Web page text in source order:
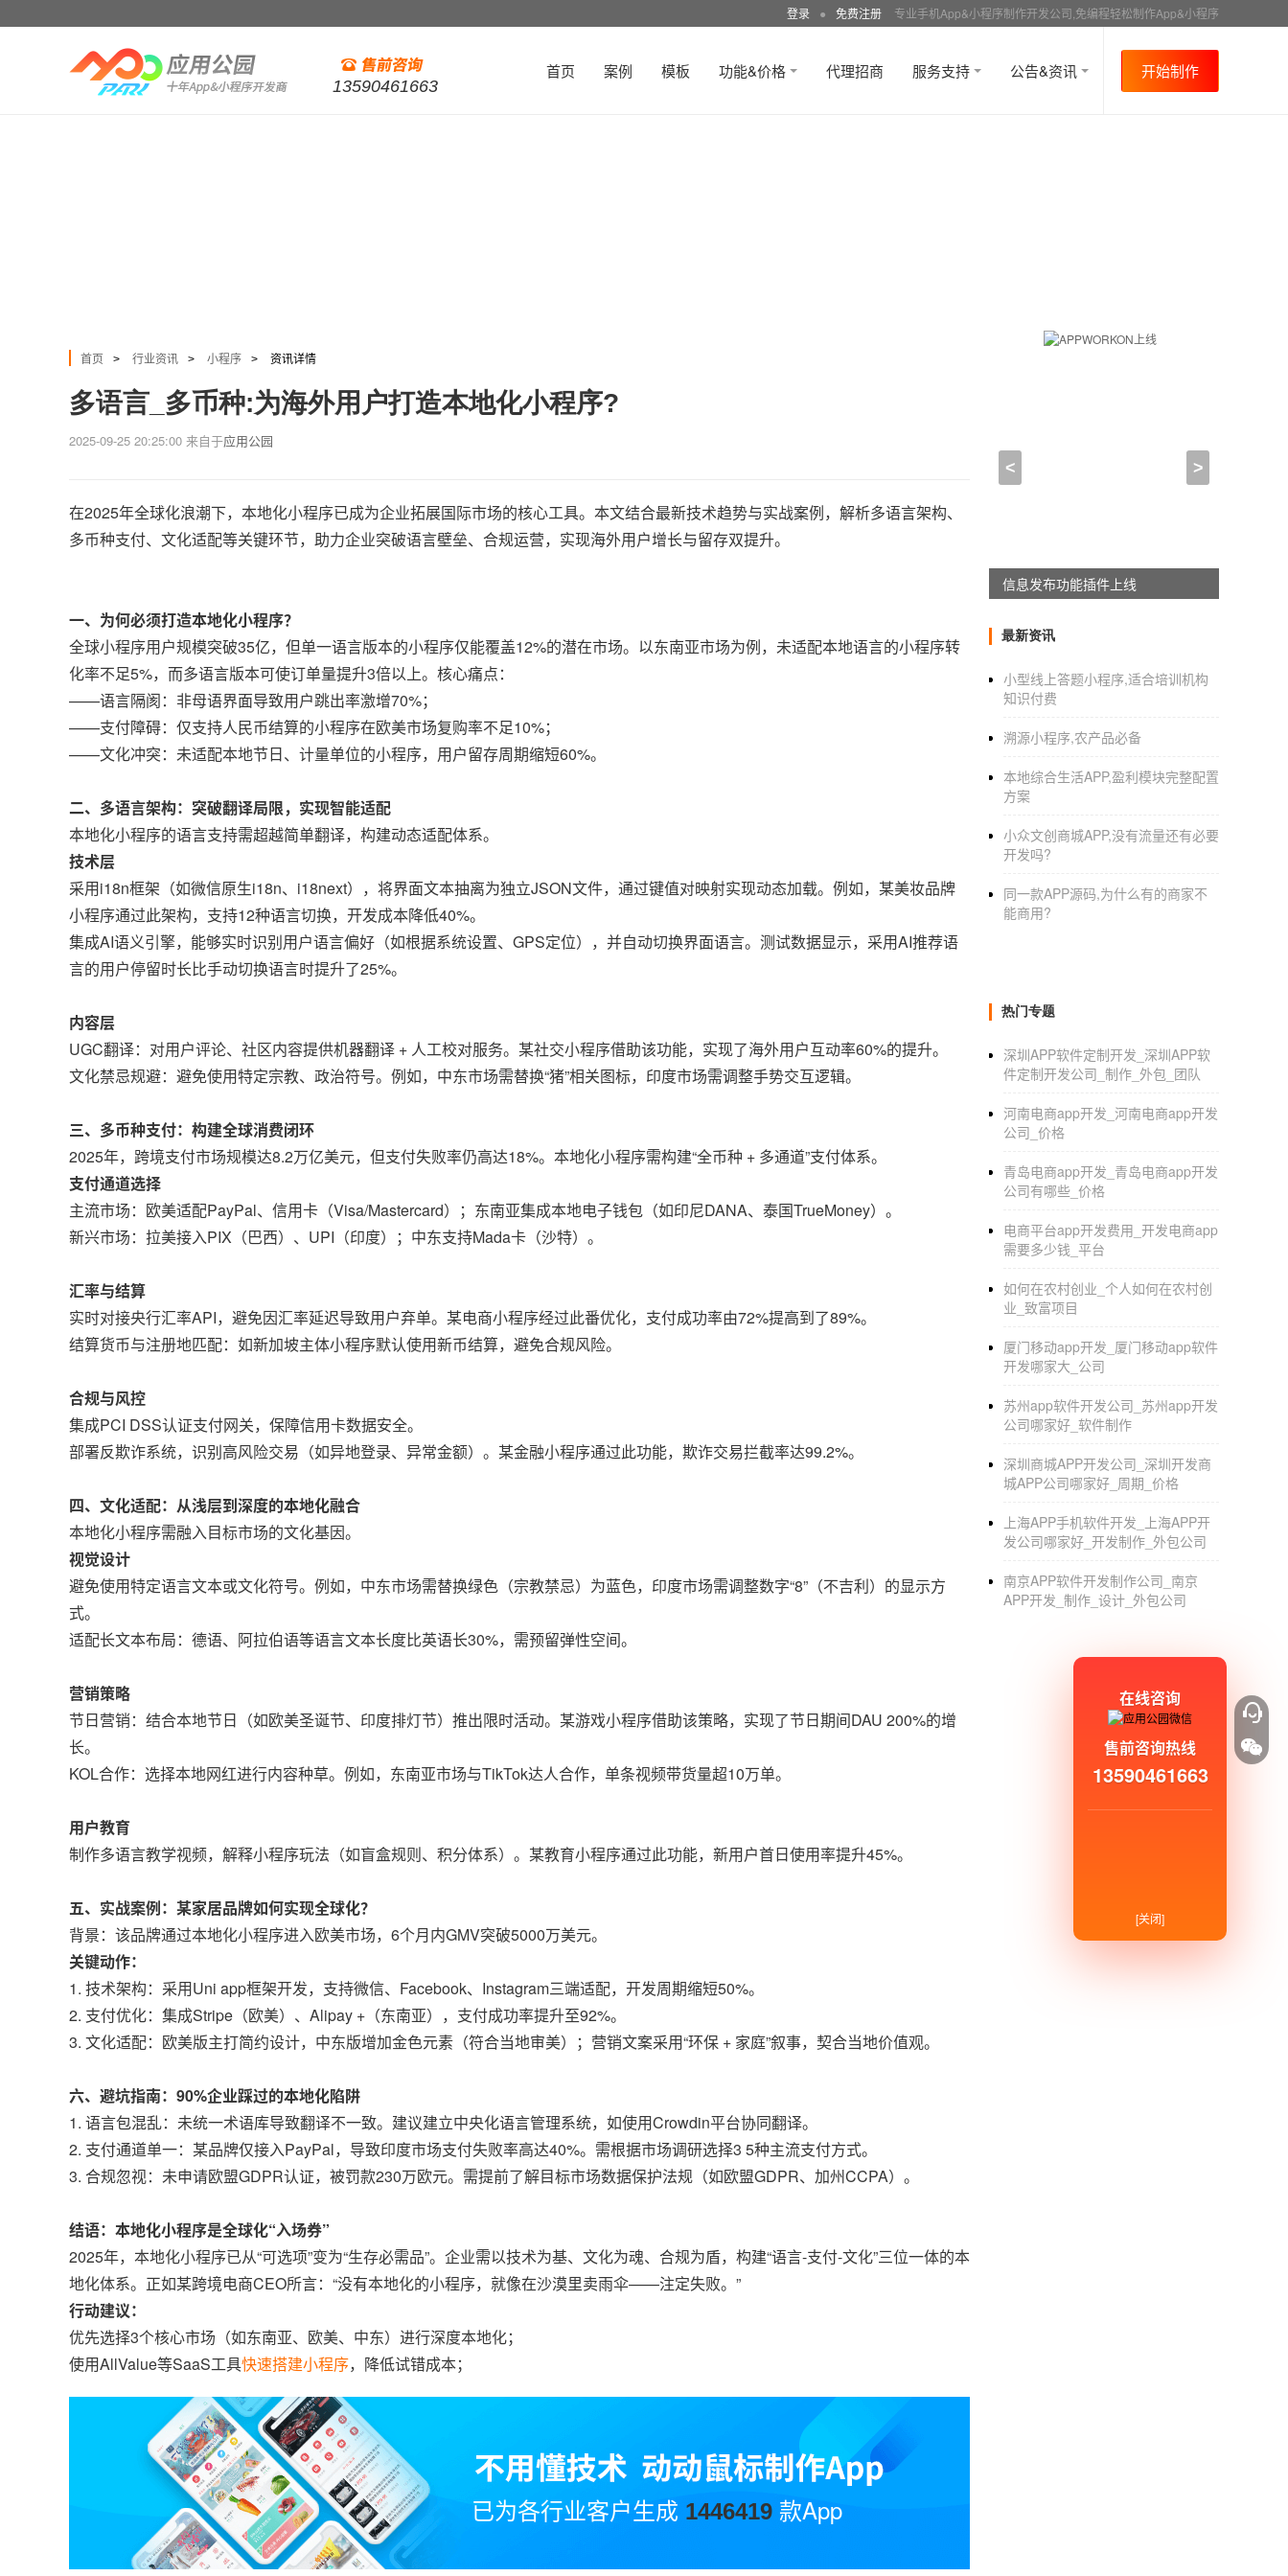
登录 ● 免费注册 专业手机App&小程序制作开发公司,免编程轻松制作App&小程序
13590461663
首页 案例 模板 功能&价格 代理招商 服务支持 公告&资讯 开始制作
首页 > 行业资讯 > 小程序 > 资讯详情
多语言_多币种:为海外用户打造本地化小程序?
2025-09-25 20:25:00 来自于应用公园
在2025年全球化浪潮下，本地化小程序已成为企业拓展国际市场的核心工具。本文结合最新技术趋势与实战案例，解析多语言架构、
多币种支付、文化适配等关键环节，助力企业突破语言壁垒、合规运营，实现海外用户增长与留存双提升。
一、为何必须打造本地化小程序？
全球小程序用户规模突破35亿，但单一语言版本的小程序仅能覆盖12%的潜在市场。以东南亚市场为例，未适配本地语言的小程序转
化率不足5%，而多语言版本可使订单量提升3倍以上。核心痛点：
——语言隔阂：非母语界面导致用户跳出率激增70%；
——支付障碍：仅支持人民币结算的小程序在欧美市场复购率不足10%；
——文化冲突：未适配本地节日、计量单位的小程序，用户留存周期缩短60%。
二、多语言架构：突破翻译局限，实现智能适配
本地化小程序的语言支持需超越简单翻译，构建动态适配体系。
技术层
采用i18n框架（如微信原生i18n、i18next），将界面文本抽离为独立JSON文件，通过键值对映射实现动态加载。例如，某美妆品牌
小程序通过此架构，支持12种语言切换，开发成本降低40%。
集成AI语义引擎，能够实时识别用户语言偏好（如根据系统设置、GPS定位），并自动切换界面语言。测试数据显示，采用AI推荐语
言的用户停留时长比手动切换语言时提升了25%。
内容层
UGC翻译：对用户评论、社区内容提供机器翻译 + 人工校对服务。某社交小程序借助该功能，实现了海外用户互动率60%的提升。
文化禁忌规避：避免使用特定宗教、政治符号。例如，中东市场需替换“猪”相关图标，印度市场需调整手势交互逻辑。
三、多币种支付：构建全球消费闭环
2025年，跨境支付市场规模达8.2万亿美元，但支付失败率仍高达18%。本地化小程序需构建“全币种 + 多通道”支付体系。
支付通道选择
主流市场：欧美适配PayPal、信用卡（Visa/Mastercard）；东南亚集成本地电子钱包（如印尼DANA、泰国TrueMoney）。
新兴市场：拉美接入PIX（巴西）、UPI（印度）；中东支持Mada卡（沙特）。
汇率与结算
实时对接央行汇率API，避免因汇率延迟导致用户弃单。某电商小程序经过此番优化，支付成功率由72%提高到了89%。
结算货币与注册地匹配：如新加坡主体小程序默认使用新币结算，避免合规风险。
合规与风控
集成PCI DSS认证支付网关，保障信用卡数据安全。
部署反欺诈系统，识别高风险交易（如异地登录、异常金额）。某金融小程序通过此功能，欺诈交易拦截率达99.2%。
四、文化适配：从浅层到深度的本地化融合
本地化小程序需融入目标市场的文化基因。
视觉设计
避免使用特定语言文本或文化符号。例如，中东市场需替换绿色（宗教禁忌）为蓝色，印度市场需调整数字“8”（不吉利）的显示方
式。
适配长文本布局：德语、阿拉伯语等语言文本长度比英语长30%，需预留弹性空间。
营销策略
节日营销：结合本地节日（如欧美圣诞节、印度排灯节）推出限时活动。某游戏小程序借助该策略，实现了节日期间DAU 200%的增
长。
KOL合作：选择本地网红进行内容种草。例如，东南亚市场与TikTok达人合作，单条视频带货量超10万单。
用户教育
制作多语言教学视频，解释小程序玩法（如盲盒规则、积分体系）。某教育小程序通过此功能，新用户首日使用率提升45%。
五、实战案例：某家居品牌如何实现全球化？
背景：该品牌通过本地化小程序进入欧美市场，6个月内GMV突破5000万美元。
关键动作：
1. 技术架构：采用Uni app框架开发，支持微信、Facebook、Instagram三端适配，开发周期缩短50%。
2. 支付优化：集成Stripe（欧美）、Alipay +（东南亚），支付成功率提升至92%。
3. 文化适配：欧美版主打简约设计，中东版增加金色元素（符合当地审美）；营销文案采用“环保 + 家庭”叙事，契合当地价值观。
六、避坑指南：90%企业踩过的本地化陷阱
1. 语言包混乱：未统一术语库导致翻译不一致。建议建立中央化语言管理系统，如使用Crowdin平台协同翻译。
2. 支付通道单一：某品牌仅接入PayPal，导致印度市场支付失败率高达40%。需根据市场调研选择3 5种主流支付方式。
3. 合规忽视：未申请欧盟GDPR认证，被罚款230万欧元。需提前了解目标市场数据保护法规（如欧盟GDPR、加州CCPA）。
结语：本地化小程序是全球化“入场券”
2025年，本地化小程序已从“可选项”变为“生存必需品”。企业需以技术为基、文化为魂、合规为盾，构建“语言-支付-文化”三位一体的本
地化体系。正如某跨境电商CEO所言：“没有本地化的小程序，就像在沙漠里卖雨伞——注定失败。”
行动建议：
优先选择3个核心市场（如东南亚、欧美、中东）进行深度本地化；
使用AllValue等SaaS工具快速搭建小程序，降低试错成本；
已为各行业客户生成 1446419 款App
< >
APPWORKON上线
最新资讯
小型线上答题小程序,适合培训机构
知识付费
溯源小程序,农产品必备
本地综合生活APP,盈利模块完整配置
方案
小众文创商城APP,没有流量还有必要
开发吗?
同一款APP源码,为什么有的商家不
能商用?
热门专题
深圳APP软件定制开发_深圳APP软
件定制开发公司_制作_外包_团队
河南电商app开发_河南电商app开发
公司_价格
青岛电商app开发_青岛电商app开发
公司有哪些_价格
电商平台app开发费用_开发电商app
需要多少钱_平台
如何在农村创业_个人如何在农村创
业_致富项目
厦门移动app开发_厦门移动app软件
开发哪家大_公司
苏州app软件开发公司_苏州app开发
公司哪家好_软件制作
深圳商城APP开发公司_深圳开发商
城APP公司哪家好_周期_价格
上海APP手机软件开发_上海APP开
发公司哪家好_开发制作_外包公司
南京APP软件开发制作公司_南京
APP开发_制作_设计_外包公司
在线咨询
售前咨询热线
13590461663
[关闭]